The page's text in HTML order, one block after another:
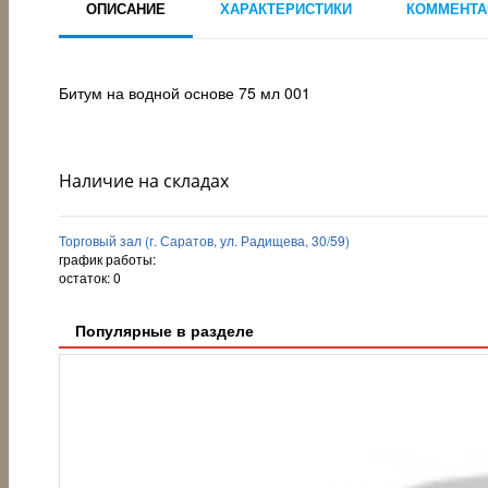
ОПИСАНИЕ ХАРАКТЕРИСТИКИ
Битум на водной основе 75 мл 001
Наличие на складах
Торговый зал (г. Саратов, ул. Радищева, 30/59)
график работы:
остаток:0
Популярные в разделе